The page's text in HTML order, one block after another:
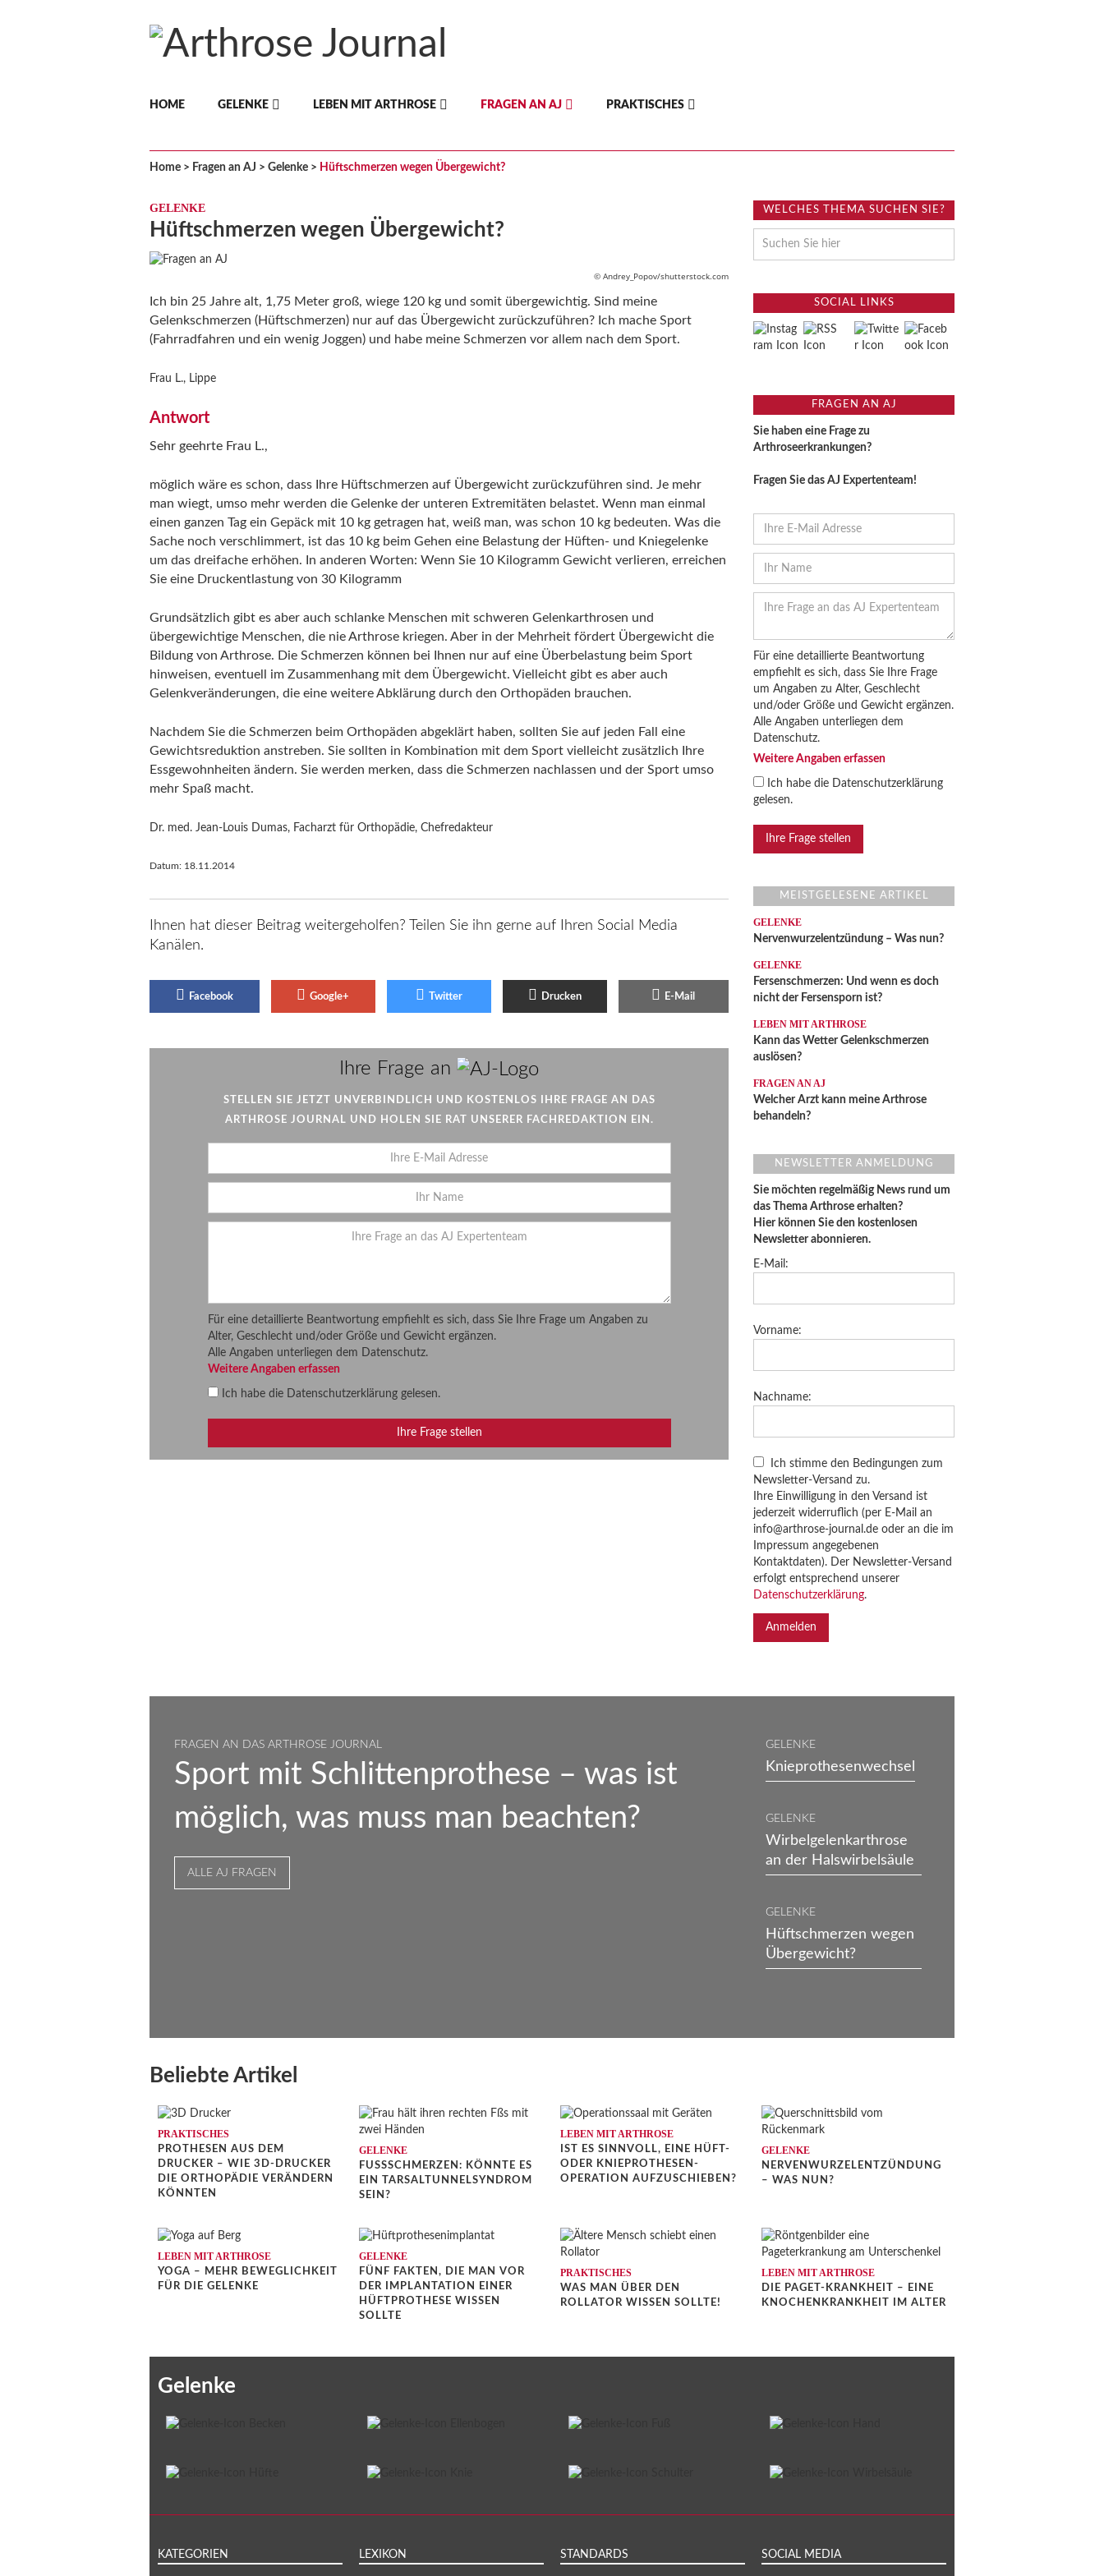
Journal
HOME GELENKE LEBEN MIT ARTHROSE FRAGEN AN AJ PRAKTISCHES
Home > Fragen an AJ > Gelenke > Hüftschmerzen wegen Übergewicht?
GELENKE
Hüftschmerzen wegen Übergewicht?
© Andrey_Popov/shutterstock.com
Ich bin 25 Jahre alt, 1,75 Meter groß, wiege 120 kg und somit übergewichtig. Sind meine
Gelenkschmerzen (Hüftschmerzen) nur auf das Übergewicht zurückzuführen? Ich mache Sport
(Fahrradfahren und ein wenig Joggen) und habe meine Schmerzen vor allem nach dem Sport.
Frau L., Lippe
Antwort
Sehr geehrte Frau L.,
möglich wäre es schon, dass Ihre Hüftschmerzen auf Übergewicht zurückzuführen sind. Je mehr
man wiegt, umso mehr werden die Gelenke der unteren Extremitäten belastet. Wenn man einmal
einen ganzen Tag ein Gepäck mit 10 kg getragen hat, weiß man, was schon 10 kg bedeuten. Was die
Sache noch verschlimmert, ist das 10 kg beim Gehen eine Belastung der Hüften- und Kniegelenke
um das dreifache erhöhen. In anderen Worten: Wenn Sie 10 Kilogramm Gewicht verlieren, erreichen
Sie eine Druckentlastung von 30 Kilogramm
Grundsätzlich gibt es aber auch schlanke Menschen mit schweren Gelenkarthrosen und
übergewichtige Menschen, die nie Arthrose kriegen. Aber in der Mehrheit fördert Übergewicht die
Bildung von Arthrose. Die Schmerzen können bei Ihnen nur auf eine Überbelastung beim Sport
hinweisen, eventuell im Zusammenhang mit dem Übergewicht. Vielleicht gibt es aber auch
Gelenkveränderungen, die eine weitere Abklärung durch den Orthopäden brauchen.
Nachdem Sie die Schmerzen beim Orthopäden abgeklärt haben, sollten Sie auf jeden Fall eine
Gewichtsreduktion anstreben. Sie sollten in Kombination mit dem Sport vielleicht zusätzlich Ihre
Essgewohnheiten ändern. Sie werden merken, dass die Schmerzen nachlassen und der Sport umso
mehr Spaß macht.
Dr. med. Jean-Louis Dumas, Facharzt für Orthopädie, Chefredakteur
Datum: 18.11.2014
Ihnen hat dieser Beitrag weitergeholfen? Teilen Sie ihn gerne auf Ihren Social Media
Kanälen.
Facebook Google+ Twitter Drucken E-Mail
Ihre Frage an AJ
STELLEN SIE JETZT UNVERBINDLICH UND KOSTENLOS IHRE FRAGE AN DAS
ARTHROSE JOURNAL UND HOLEN SIE RAT UNSERER FACHREDAKTION EIN.
Für eine detaillierte Beantwortung empfiehlt es sich, dass Sie Ihre Frage um Angaben zu
Alter, Geschlecht und/oder Größe und Gewicht ergänzen.
Alle Angaben unterliegen dem Datenschutz.
Weitere Angaben erfassen
Ich habe die Datenschutzerklärunggelesen.
WELCHES THEMA SUCHEN SIE?
SOCIAL LINKS
FRAGEN AN AJ
Sie haben eine Frage zu
Arthroseerkrankungen?
Fragen Sie das AJ Expertenteam!
Für eine detaillierte Beantwortung
empfiehlt es sich, dass Sie Ihre Frage
um Angaben zu Alter, Geschlecht
und/oder Größe und Gewicht ergänzen.
Alle Angaben unterliegen dem
Datenschutz.
Weitere Angaben erfassen
Ich habe die Datenschutzerklärung
gelesen.
MEISTGELESENE ARTIKEL
GELENKE
Nervenwurzelentzündung – Was nun?
GELENKE
Fersenschmerzen: Und wenn es doch
nicht der Fersensporn ist?
LEBEN MIT ARTHROSE
Kann das Wetter Gelenkschmerzen
auslösen?
FRAGEN AN AJ
Welcher Arzt kann meine Arthrose
behandeln?
NEWSLETTER ANMELDUNG
Sie möchten regelmäßig News rund um
das Thema Arthrose erhalten?
Hier können Sie den kostenlosen
Newsletter abonnieren.
E-Mail:
Vorname:
Nachname:
Ich stimme den Bedingungen zum
Newsletter-Versand zu.
Ihre Einwilligung in den Versand ist
jederzeit widerruflich (per E-Mail an
info@arthrose-journal.de oder an die im
Impressum angegebenen
Kontaktdaten). Der Newsletter-Versand
erfolgt entsprechend unserer
Datenschutzerklärung.
FRAGEN AN DAS ARTHROSE JOURNAL
Sport mit Schlittenprothese – was ist
möglich, was muss man beachten?
ALLE AJ FRAGEN
GELENKE
Knieprothesenwechsel
GELENKE
Wirbelgelenkarthrose
an der Halswirbelsäule
GELENKE
Hüftschmerzen wegen
Übergewicht?
Beliebte Artikel
PRAKTISCHES
PROTHESEN AUS DEM
DRUCKER – WIE 3D-DRUCKER
DIE ORTHOPÄDIE VERÄNDERN
KÖNNTEN
GELENKE
FUSSSCHMERZEN: KÖNNTE ES E
IN TARSALTUNNELSYNDROM S
EIN?
LEBEN MIT ARTHROSE
IST ES SINNVOLL, EINE HÜFT-
ODER KNIEPROTHESEN-
OPERATION AUFZUSCHIEBEN?
GELENKE
NERVENWURZELENTZÜNDUNG
– WAS NUN?
LEBEN MIT ARTHROSE
YOGA – MEHR BEWEGLICHKEIT
FÜR DIE GELENKE
GELENKE
FÜNF FAKTEN, DIE MAN VOR
DER IMPLANTATION EINER
HÜFTPROTHESE WISSEN
SOLLTE
PRAKTISCHES
WAS MAN ÜBER DEN
ROLLATOR WISSEN SOLLTE!
LEBEN MIT ARTHROSE
DIE PAGET-KRANKHEIT – EINE
KNOCHENKRANKHEIT IM ALTER
Gelenke
KATEGORIEN LEXIKON STANDARDS SOCIAL MEDIA